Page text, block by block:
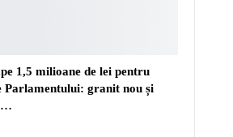
1,5 milioane de lei pentru
Parlamentului: granit nou și